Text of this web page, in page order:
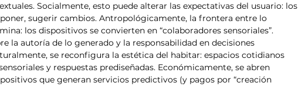
Socialmente, esto puede alterar las expectativas del usuario: los
sugerir cambios. Antropológicamente, la frontera entre lo
los dispositivos se convierten en “colaboradores sensoriales”.
la autoría de lo generado y la responsabilidad en decisiones
se reconfigura la estética del habitar: espacios cotidianos
y respuestas prediseñadas. Económicamente, se abren
que generan servicios predictivos (y pagos por “creación